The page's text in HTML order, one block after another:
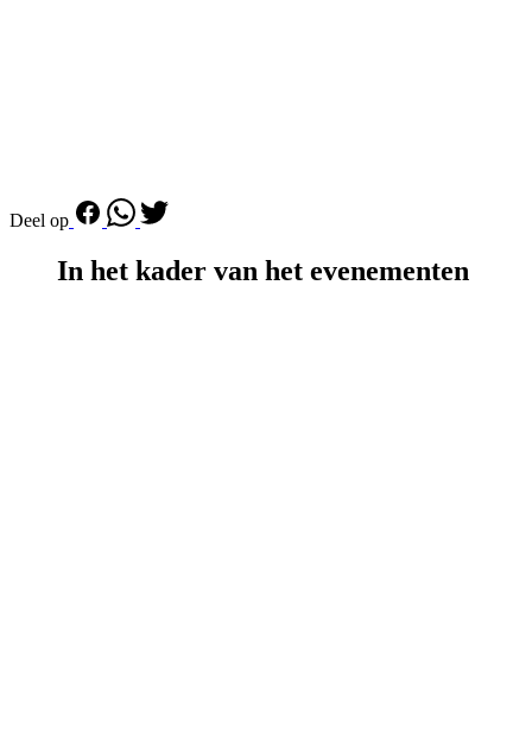
Deel op
In het kader van het evenementen